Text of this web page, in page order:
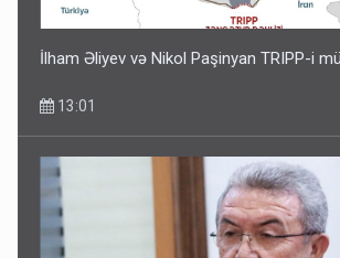
İlham Əliyev və Nikol Paşinyan TRIPP-i
13:01